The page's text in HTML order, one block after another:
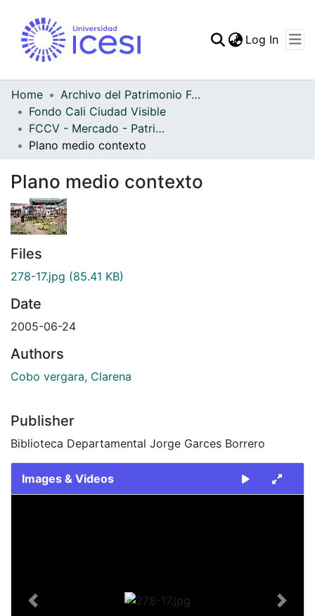
Log In
Home
Archivo del Patrimonio Fotográfico y Fílmico del Valle del Cauca
Fondo Cali Ciudad Visible
FCCV - Mercado - Patrimonial
Plano medio contexto
Plano medio contexto
Files
278-17.jpg (85.41 KB)
Date
2005-06-24
Authors
Cobo vergara, Clarena
Publisher
Biblioteca Departamental Jorge Garces Borrero
Images & Videos
Previous Next